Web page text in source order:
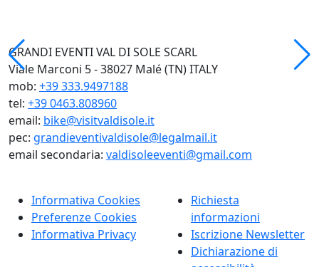
GRANDI EVENTI VAL DI SOLE SCARL
Viale Marconi 5 - 38027 Malé (TN) ITALY
mob: +39 333.9497188
tel: +39 0463.808960
email: bike@visitvaldisole.it
pec: grandieventivaldisole@legalmail.it
email secondaria: valdisoleeventi@gmail.com
Informativa Cookies
Preferenze Cookies
Informativa Privacy
Richiesta
informazioni
Iscrizione Newsletter
Dichiarazione di